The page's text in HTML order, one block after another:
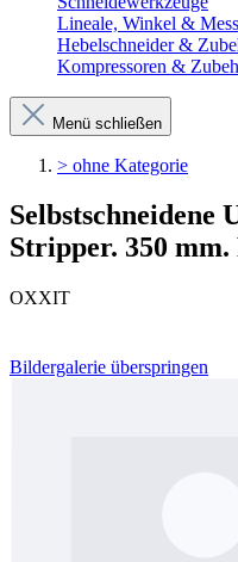
Lineale, Winkel &
Hebelschneider &
Kompressoren &
Menü schließen
> ohne Kategorie
Stripper. 350 mm.
OXXIT
Bildergalerie überspringen